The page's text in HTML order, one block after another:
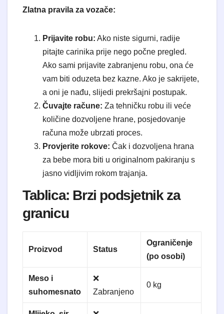
Zlatna pravila za vozače:
Prijavite robu: Ako niste sigurni, radije
pitajte carinika prije nego počne pregled.
Ako sami prijavite zabranjenu robu, ona će
vam biti oduzeta bez kazne. Ako je sakrijete,
a oni je nađu, slijedi prekršajni postupak.
Čuvajte račune: Za tehničku robu ili veće
količine dozvoljene hrane, posjedovanje
računa može ubrzati proces.
Provjerite rokove: Čak i dozvoljena hrana
za bebe mora biti u originalnom pakiranju s
jasno vidljivim rokom trajanja.
Tablica: Brzi podsjetnik za
granicu
Proizvod Status
Ograničenje
(po osobi)
Meso i
suhomesnato
❌
Zabranjeno
0 kg